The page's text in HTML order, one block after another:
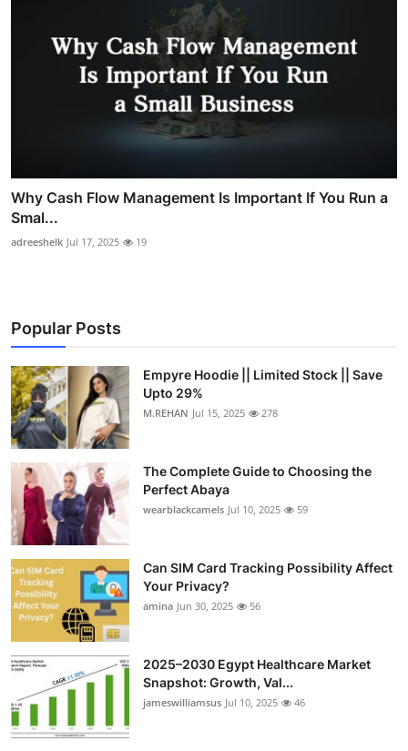
Why Cash Flow Management Is Important If You Run a
Smal...
adreeshelk Jul 17, 2025 19
Popular Posts
Empyre Hoodie || Limited Stock || Save
Upto 29%
M.REHAN Jul 15, 2025 278
The Complete Guide to Choosing the
Perfect Abaya
wearblackcamels Jul 10, 2025 59
Can SIM Card Tracking Possibility Affect
Your Privacy?
amina Jun 30, 2025 56
2025–2030 Egypt Healthcare Market
Snapshot: Growth, Val...
jameswilliamsus Jul 10, 2025 46